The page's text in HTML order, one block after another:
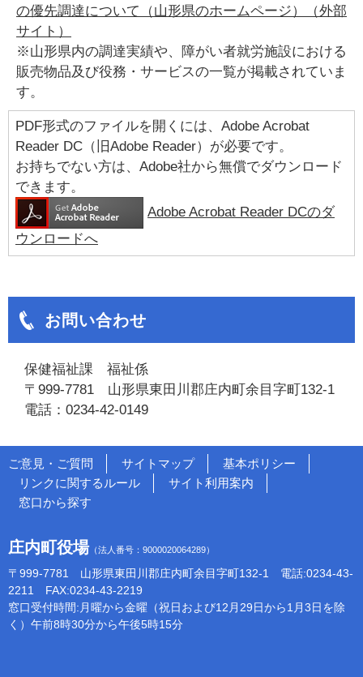
の優先調達について（山形県のホームページ）（外部
サイト）
※山形県内の調達実績や、障がい者就労施設における
販売物品及び役務・サービスの一覧が掲載されていま
す。
PDF形式のファイルを開くには、Adobe Acrobat
Reader DC（旧Adobe Reader）が必要です。
お持ちでない方は、Adobe社から無償でダウンロード
できます。
Adobe Acrobat Reader DCのダ
ウンロードへ
お問い合わせ
保健福祉課 福祉係
〒999-7781 山形県東田川郡庄内町余目字町132-1
電話：0234-42-0149
ご意見・ご質問 サイトマップ
基本ポリシー
リンクに関するルール
サイト利用案内
窓口から探す
庄内町役場（法人番号：9000020064289）
〒999-7781 山形県東田川郡庄内町余目字町132-1 電話:0234-43-
2211 FAX:0234-43-2219
窓口受付時間:月曜から金曜（祝日および12月29日から1月3日を除
く）午前8時30分から午後5時15分